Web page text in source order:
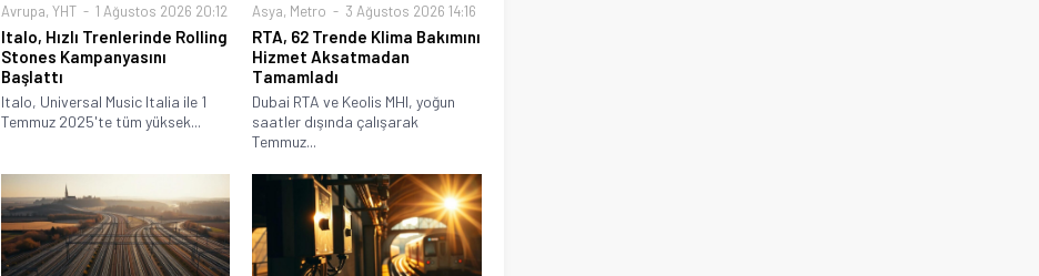
Avrupa, YHT 1 Ağustos 2026 20:12
Italo, Hızlı Trenlerinde Rolling
Stones Kampanyasını
Başlattı
Italo, Universal Music Italia ile 1
Temmuz 2025'te tüm yüksek...
Asya, Metro 3 Ağustos 2026 14:16
RTA, 62 Trende Klima Bakımını
Hizmet Aksatmadan
Tamamladı
Dubai RTA ve Keolis MHI, yoğun
saatler dışında çalışarak
Temmuz...